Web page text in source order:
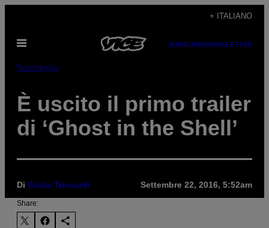
contenuto
+ ITALIANO
Apri
SUBSCRIBENEWSLETTER
Tecnología
È uscito il primo trailer
di ‘Ghost in the Shell’
Di Giulia Trincardi Settembre 22, 2016, 5:52am
Share: